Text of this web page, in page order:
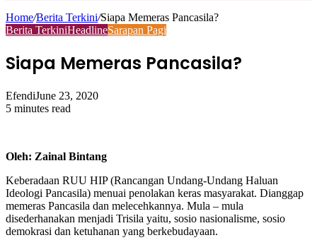
Home/Berita Terkini/Siapa Memeras Pancasila?
Berita TerkiniHeadlineSarapan Pagi
Siapa Memeras Pancasila?
EfendiJune 23, 2020
5 minutes read
Oleh: Zainal Bintang
Keberadaan RUU HIP (Rancangan Undang-Undang Haluan
Ideologi Pancasila) menuai penolakan keras masyarakat. Dianggap
memeras Pancasila dan melecehkannya. Mula – mula
disederhanakan menjadi Trisila yaitu, sosio nasionalisme, sosio
demokrasi dan ketuhanan yang berkebudayaan.